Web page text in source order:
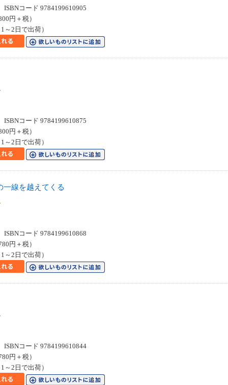
コード 9784199610905
円＋税）
～2日で出荷）
コード 9784199610875
円＋税）
～2日で出荷）
一線を越えてくる
コード 9784199610868
円＋税）
～2日で出荷）
コード 9784199610844
円＋税）
～2日で出荷）